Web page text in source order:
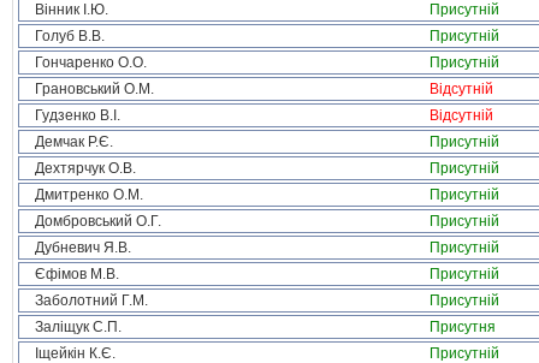
Вінник І.Ю.
Присутній
Голуб В.В.
Присутній
Гончаренко О.О.
Присутній
Грановський О.М.
Відсутній
Гудзенко В.І.
Відсутній
Демчак Р.Є.
Присутній
Дехтярчук О.В.
Присутній
Дмитренко О.М.
Присутній
Домбровський О.Г.
Присутній
Дубневич Я.В.
Присутній
Єфімов М.В.
Присутній
Заболотний Г.М.
Присутній
Заліщук С.П.
Присутня
Іщейкін К.Є.
Присутній